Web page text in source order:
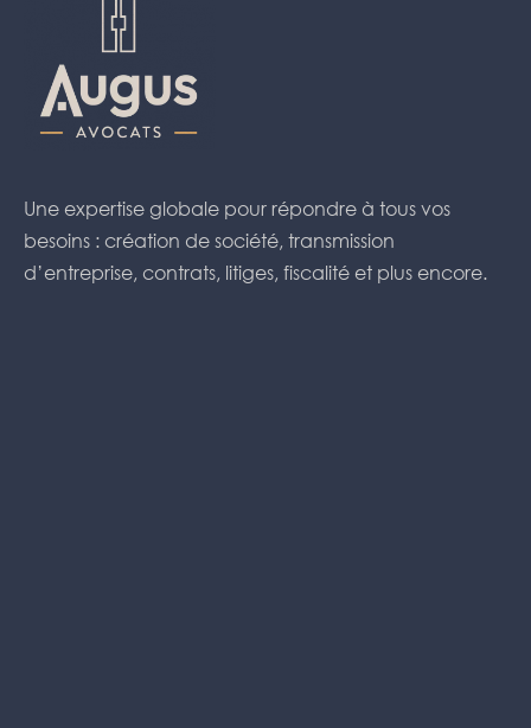
Une expertise globale pour répondre à tous vos
besoins : création de société, transmission
d’entreprise, contrats, litiges, fiscalité et plus encore.